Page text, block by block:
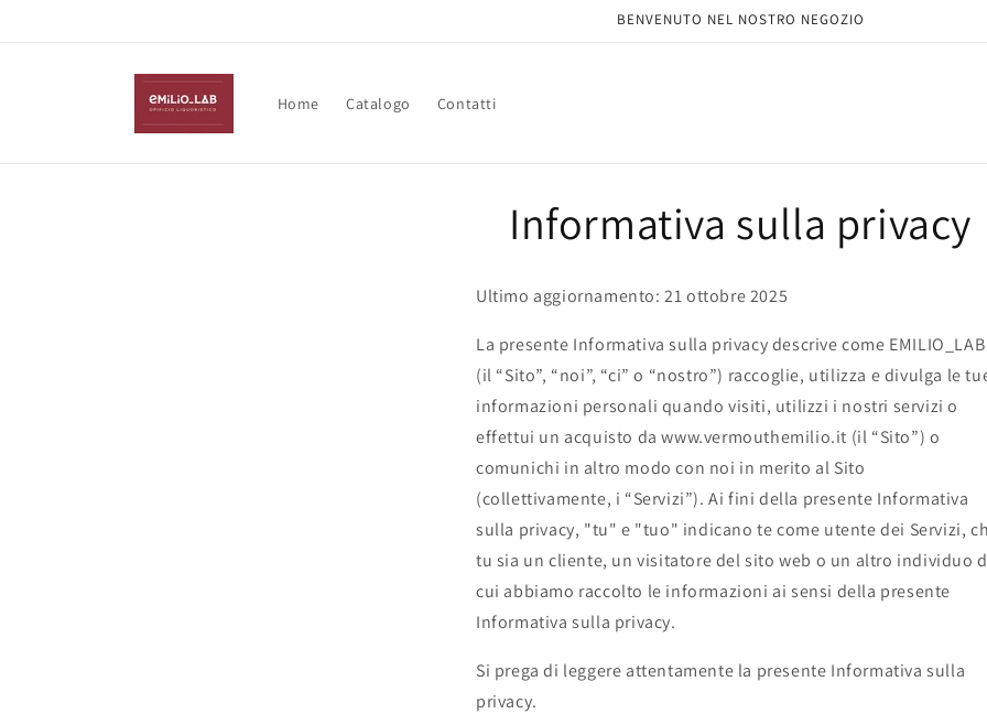
BENVENUTO NEL NOSTRO NEGOZIO
Home Catalogo Contatti
Informativa sulla privacy
Ultimo aggiornamento: 21 ottobre 2025
La presente Informativa sulla privacy descrive come EMILIO_LAB
(il “Sito”, “noi”, “ci” o “nostro”) raccoglie, utilizza e divulga le
informazioni personali quando visiti, utilizzi i nostri servizi o
effettui un acquisto da www.vermouthemilio.it (il “Sito”) o
comunichi in altro modo con noi in merito al Sito
(collettivamente, i “Servizi”). Ai fini della presente Informativa
sulla privacy, "tu" e "tuo" indicano te come utente dei Servizi,
tu sia un cliente, un visitatore del sito web o un altro individuo
cui abbiamo raccolto le informazioni ai sensi della presente
Informativa sulla privacy.
Si prega di leggere attentamente la presente Informativa sulla
privacy.